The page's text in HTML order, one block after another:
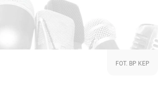
FOT. BP KEP